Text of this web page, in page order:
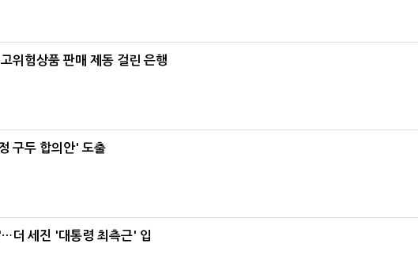
위험상품 판매 제동 걸린 은행
구두 합의안' 도출
더 세진 '대통령 최측근' 입